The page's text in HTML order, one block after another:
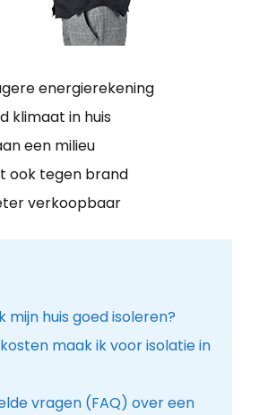
energierekening
klimaat in huis
een milieu
ook tegen brand
verkoopbaar
mijn huis goed isoleren?
maak ik voor isolatie in
vragen (FAQ) over een